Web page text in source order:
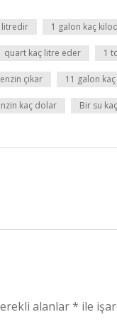
litredir 1 galon kaç
quart kaç litre eder 1
çıkar 11 galon
kaç dolar Bir su
alanlar* ile